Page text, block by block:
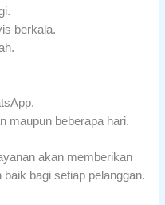
berkala.
maupun beberapa hari.
akan memberikan
bagi setiap pelanggan.